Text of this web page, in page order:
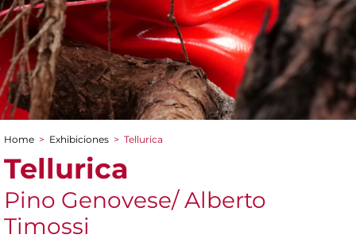
You are here
Home > Exhibiciones > Tellurica
Tellurica
Pino Genovese/ Alberto
Timossi